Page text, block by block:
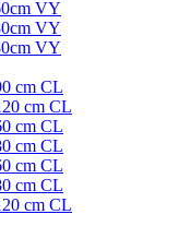
VY
VY
VY
cm CL
cm CL
cm CL
cm CL
cm CL
cm CL
cm CL